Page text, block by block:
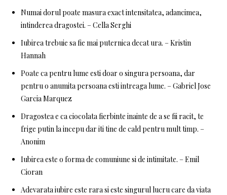
Numai dorul poate masura exact intensitatea, adancimea,
intinderea dragostei. – Cella Serghi
Iubirea trebuie sa fie mai puternica decat ura. – Kristin
Hannah
Poate ca pentru lume esti doar o singura persoana, dar
pentru o anumita persoana esti intreaga lume. – Gabriel Jose
Garcia Marquez
Dragostea e ca ciocolata fierbinte inainte de a se fii racit, te
frige putin la incepu dar iti tine de cald pentru mult timp. –
Anonim
Iubirea este o forma de comuniune si de intimitate. – Emil
Cioran
Adevarata iubire este rara si este singurul lucru care da viata